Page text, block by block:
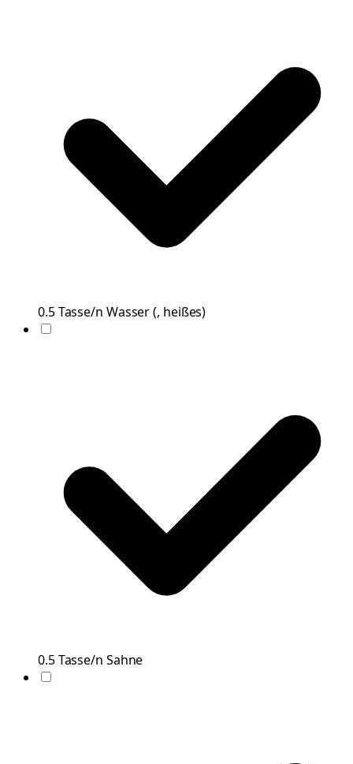
0.5Tasse/n Wasser(, heißes)
0.5Tasse/n Sahne